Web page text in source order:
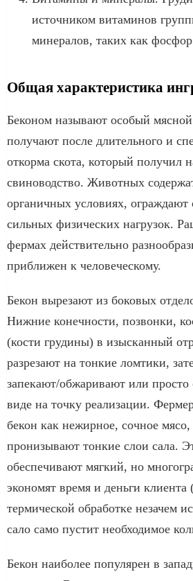
источником витаминов
минералов, таких как
Общая характеристика
Беконом называют особый
получают после длительного и
откорма скота, который получил
свиноводство. Животных
органичных условиях, ограждают
сильных физических нагрузок.
фермах действительно
приближен к человеческому.
Бекон вырезают из боковых
Нижние конечности, позвонки,
(кости грудины) в изысканный
разрезают на тонкие ломтики,
запекают/обжаривают или
виде на точку реализации.
бекон как нежирное, сочное мясо,
пронизывают тонкие слои сала.
обеспечивают мягкий, но
экономят время и деньги клиента
термической обработке незачем
сало само пустит необходимое
Бекон наиболее популярен в